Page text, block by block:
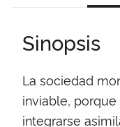
Sinopsis
La sociedad
inviable,
integrarse